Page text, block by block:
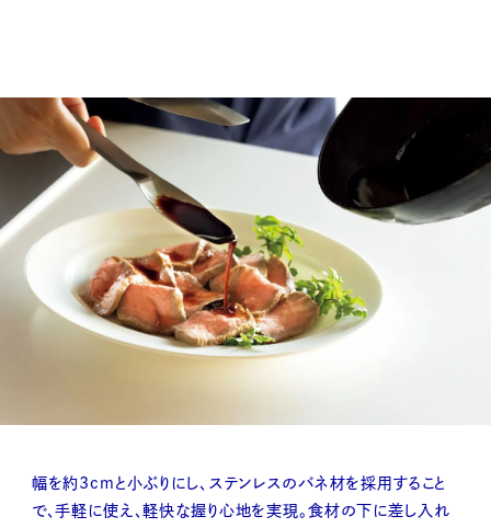
幅を約3cmと小ぶりにし、ステンレスのバネ材を採用すること
で、手軽に使え、軽快な握り心地を実現。食材の下に差し入れ